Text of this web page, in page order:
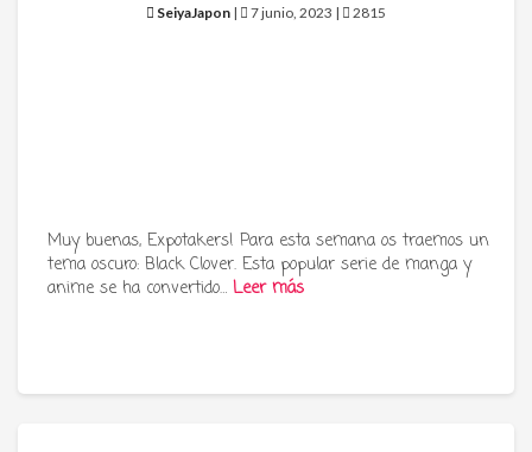
SeiyaJapon | 7 junio, 2023 | 2815
Muy buenas, Expotakers! Para esta semana os traemos un
tema oscuro: Black Clover. Esta popular serie de manga y
anime se ha convertido… Leer más